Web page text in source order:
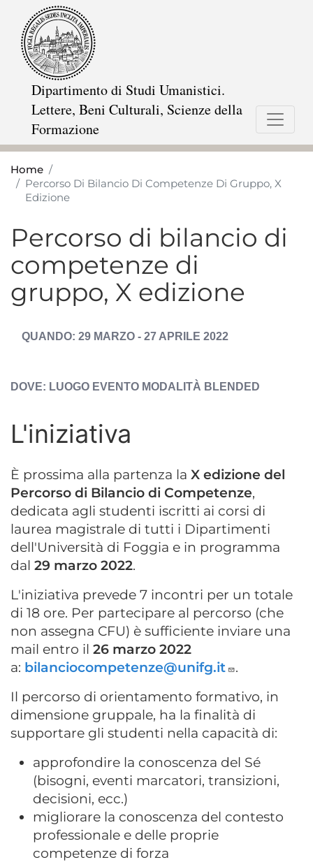
Dipartimento di Studi Umanistici.
Lettere, Beni Culturali, Scienze della
Formazione
Home
Percorso Di Bilancio Di Competenze Di Gruppo, X
Edizione
Percorso di bilancio di
competenze di
gruppo, X edizione
DATA
29 MARZO - 27 APRILE 2022
LUOGO EVENTO MODALITÀ BLENDED
L'iniziativa
È prossima alla partenza la X edizione del
Percorso di Bilancio di Competenze,
dedicata agli studenti iscritti ai corsi di
laurea magistrale di tutti i Dipartimenti
dell'Università di Foggia e in programma
dal 29 marzo 2022.
L'iniziativa prevede 7 incontri per un totale
di 18 ore. Per partecipare al percorso (che
non assegna CFU) è sufficiente inviare una
mail entro il 26 marzo 2022
a: bilanciocompetenze@unifg.it
.
Il percorso di orientamento formativo, in
dimensione gruppale, ha la finalità di
supportare gli studenti nella capacità di:
approfondire la conoscenza del Sé
(bisogni, eventi marcatori, transizioni,
decisioni, ecc.)
migliorare la conoscenza del contesto
professionale e delle proprie
competenze di forza